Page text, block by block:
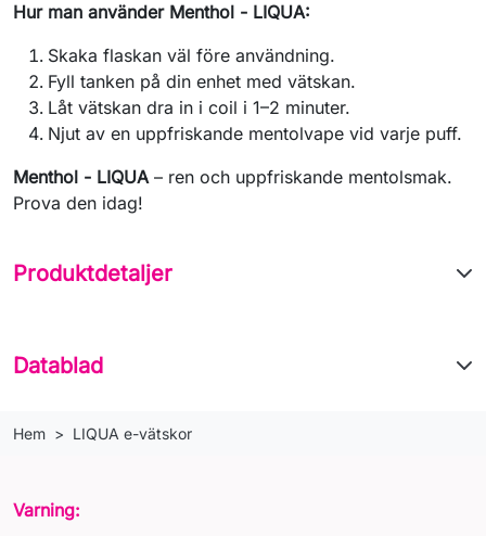
Hur man använder Menthol - LIQUA:
Skaka flaskan väl före användning.
Fyll tanken på din enhet med vätskan.
Låt vätskan dra in i coil i 1–2 minuter.
Njut av en uppfriskande mentolvape vid varje puff.
Menthol - LIQUA– ren och uppfriskande mentolsmak.
Prova den idag!
Produktdetaljer
Datablad
Hem LIQUA e-vätskor
Varning: